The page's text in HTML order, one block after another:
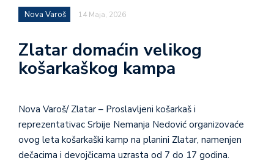
Nova Varoš 14 Maja, 2026
Zlatar domaćin velikog
košarkaškog kampa
Nova Varoš/ Zlatar – Proslavljeni košarkaš i
reprezentativac Srbije Nemanja Nedović organizovaće
ovog leta košarkaški kamp na planini Zlatar, namenjen
dečacima i devojčicama uzrasta od 7 do 17 godina.